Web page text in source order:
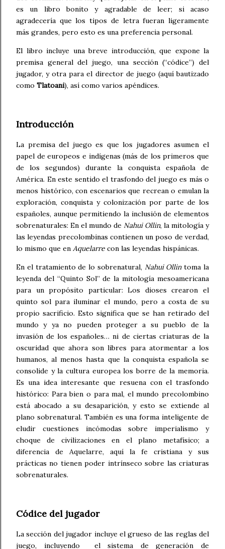
es un libro bonito y agradable de leer; si acaso
agradecería que los tipos de letra fueran ligeramente
más grandes, pero esto es una preferencia personal.
El libro incluye una breve introducción, que expone la
premisa general del juego, una sección (“códice”) del
jugador, y otra para el director de juego (aquí bautizado
como Tlatoani), así como varios apéndices.
Introducción
La premisa del juego es que los jugadores asumen el
papel de europeos e indígenas (más de los primeros que
de los segundos) durante la conquista española de
América. En este sentido el trasfondo del juego es más o
menos histórico, con escenarios que recrean o emulan la
exploración, conquista y colonización por parte de los
españoles, aunque permitiendo la inclusión de elementos
sobrenaturales: En el mundo de Nahui Ollin, la mitología y
las leyendas precolombinas contienen un poso de verdad,
lo mismo que en Aquelarre con las leyendas hispánicas.
En el tratamiento de lo sobrenatural, Nahui Ollintoma la
leyenda del “Quinto Sol” de la mitología mesoamericana
para un propósito particular: Los dioses crearon el
quinto sol para iluminar el mundo, pero a costa de su
propio sacrificio. Esto significa que se han retirado del
mundo y ya no pueden proteger a su pueblo de la
invasión de los españoles… ni de ciertas criaturas de la
oscuridad que ahora son libres para atormentar a los
humanos, al menos hasta que la conquista española se
consolide y la cultura europea los borre de la memoria.
Es una idea interesante que resuena con el trasfondo
histórico: Para bien o para mal, el mundo precolombino
está abocado a su desaparición, y esto se extiende al
plano sobrenatural. También es una forma inteligente de
eludir cuestiones incómodas sobre imperialismo y
choque de civilizaciones en el plano metafísico; a
diferencia de Aquelarre, aquí la fe cristiana y sus
prácticas no tienen poder intrínseco sobre las criaturas
sobrenaturales.
Códice del jugador
La sección del jugador incluye el grueso de las reglas del
juego, incluyendo el sistema de generación de